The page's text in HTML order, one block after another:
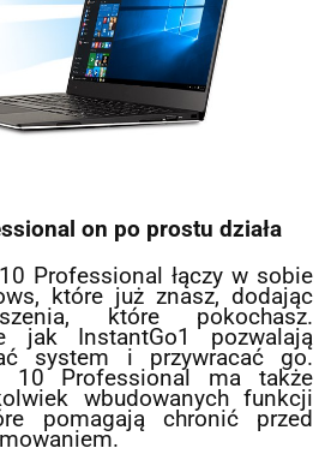
on po prostu działa
Professional łączy w sobie
które już znasz, dodając
które pokochasz.
jak InstantGo1 pozwalają
system i przywracać go.
10 Professional ma także
wbudowanych funkcji
pomagają chronić przed